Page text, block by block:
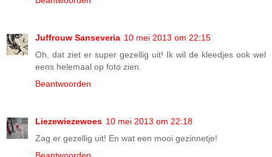
Juffrouw Sanseveria 10 mei 2013 om 22:15
Oh, dat ziet er super gezellig uit! Ik wil de kleedjes ook wel
eens helemaal op foto zien.
Beantwoorden
Liezewiezewoes 10 mei 2013 om 22:18
Zag er gezellig uit! En wat een mooi gezinnetje!